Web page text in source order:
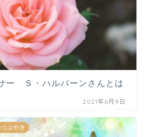
ー Ｓ・ハルパーンさんとは
2021年6月9日
ぶやき